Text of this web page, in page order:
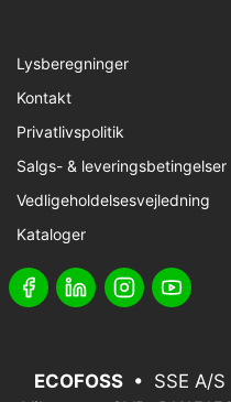
Lysberegninger
Kontakt
Privatlivspolitik
Salgs- & leveringsbetingelser
Vedligeholdelsesvejledning
Kataloger
ECOFOSS • SSE A/